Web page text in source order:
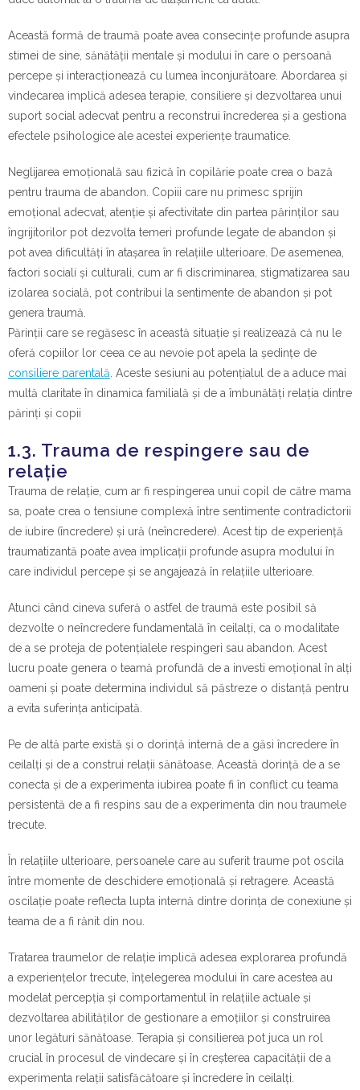
Această formă de traumă poate avea consecințe profunde asupra
stimei de sine, sănătății mentale și modului în care o persoană
percepe și interacționează cu lumea înconjurătoare. Abordarea și
vindecarea implică adesea terapie, consiliere și dezvoltarea unui
suport social adecvat pentru a reconstrui încrederea și a gestiona
efectele psihologice ale acestei experiențe traumatice.
Neglijarea emoțională sau fizică în copilărie poate crea o bază
pentru trauma de abandon. Copiii care nu primesc sprijin
emoțional adecvat, atenție și afectivitate din partea părinților sau
îngrijitorilor pot dezvolta temeri profunde legate de abandon și
pot avea dificultăți în atașarea în relațiile ulterioare. De asemenea,
factori sociali și culturali, cum ar fi discriminarea, stigmatizarea sau
izolarea socială, pot contribui la sentimente de abandon și pot
genera traumă.
Părinții care se regăsesc în această situație și realizează că nu le
oferă copiilor lor ceea ce au nevoie pot apela la ședințe de
consiliere parentală . Aceste sesiuni au potențialul de a aduce mai
multă claritate în dinamica familială și de a îmbunătăți relația dintre
părinți și copii
1.3. Trauma de respingere sau de
relație
Trauma de relație, cum ar fi respingerea unui copil de către mama
sa, poate crea o tensiune complexă între sentimente contradictorii
de iubire (încredere) și ură (neîncredere). Acest tip de experiență
traumatizantă poate avea implicații profunde asupra modului în
care individul percepe și se angajează în relațiile ulterioare.
Atunci când cineva suferă o astfel de traumă este posibil să
dezvolte o neîncredere fundamentală în ceilalți, ca o modalitate
de a se proteja de potențialele respingeri sau abandon. Acest
lucru poate genera o teamă profundă de a investi emoțional în alți
oameni și poate determina individul să păstreze o distanță pentru
a evita suferința anticipată.
Pe de altă parte există și o dorință internă de a găsi încredere în
ceilalți și de a construi relații sănătoase. Această dorință de a se
conecta și de a experimenta iubirea poate fi în conflict cu teama
persistentă de a fi respins sau de a experimenta din nou traumele
trecute.
În relațiile ulterioare, persoanele care au suferit traume pot oscila
între momente de deschidere emoțională și retragere. Această
oscilație poate reflecta lupta internă dintre dorința de conexiune și
teama de a fi rănit din nou.
Tratarea traumelor de relație implică adesea explorarea profundă
a experiențelor trecute, înțelegerea modului în care acestea au
modelat percepția și comportamentul în relațiile actuale și
dezvoltarea abilităților de gestionare a emoțiilor și construirea
unor legături sănătoase. Terapia și consilierea pot juca un rol
crucial în procesul de vindecare și în creșterea capacității de a
experimenta relații satisfăcătoare și încredere în ceilalți.